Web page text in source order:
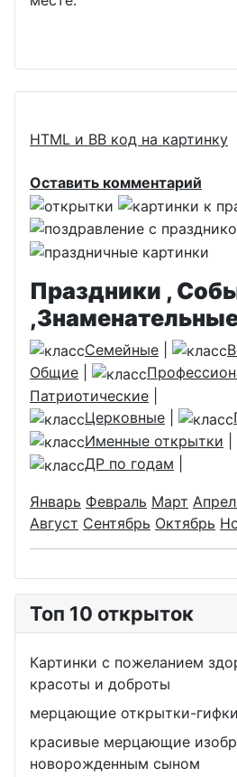
HTML и BB код на картинку
Оставить комментарий
Праздники ,
Семейные
Общие
Патриотические
Церковные
Именные открытки
ДР по годам
Январь Февраль Март
Август Сентябрь Октябрь
Топ 10 открыток
Картинки с пожеланием
красоты и доброты
мерцающие открытки-
красивые мерцающие
новорожденным сыном